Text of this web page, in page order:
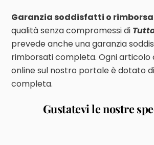
Garanzia soddisfatti o
qualità senza compromessi di
prevede anche una garanzia
rimborsati completa. Ogni
online sul nostro portale è dotato
completa.
Gustatevi le nostre